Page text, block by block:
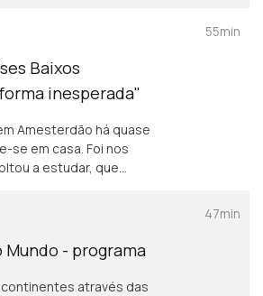
Baixos
inesperada"
Amesterdão há quase
se em casa. Foi nos
a estudar, que
55min
- programa
através das
47min